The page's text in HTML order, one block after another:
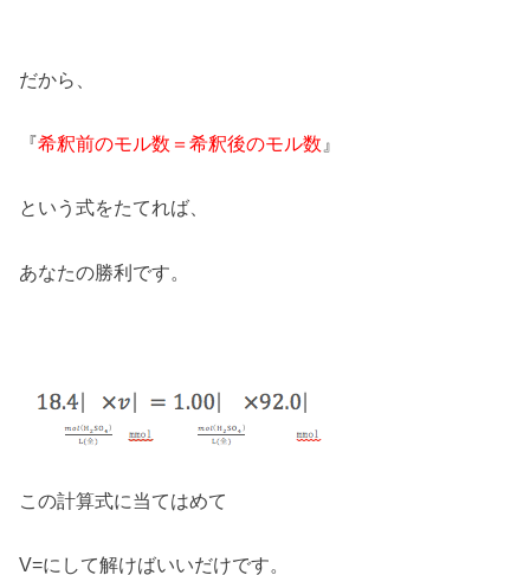
だから、
『希釈前のモル数＝希釈後のモル数 』
という式をたてれば、
あなたの勝利です。
この計算式に当てはめて
V=にして解けばいいだけです。